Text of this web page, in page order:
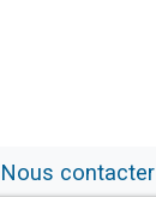
Nous contacter